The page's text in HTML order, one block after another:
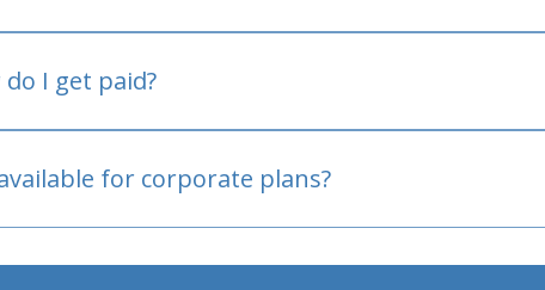
do I get paid?
for corporate plans?